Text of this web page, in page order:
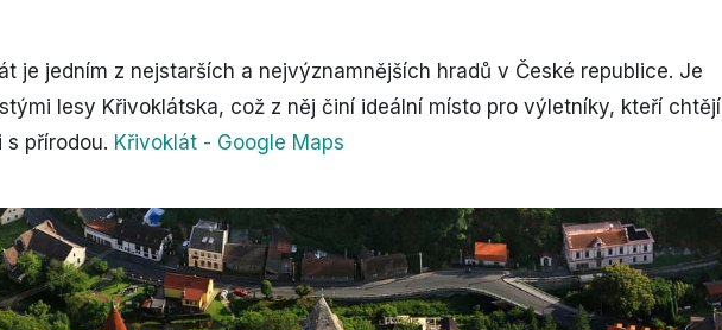
je jedním z nejstarších a nejvýznamnějších hradů v České republice. Je
lesy Křivoklátska, což z něj činí ideální místo pro výletníky, kteří chtějí
přírodou. Křivoklát - Google Maps